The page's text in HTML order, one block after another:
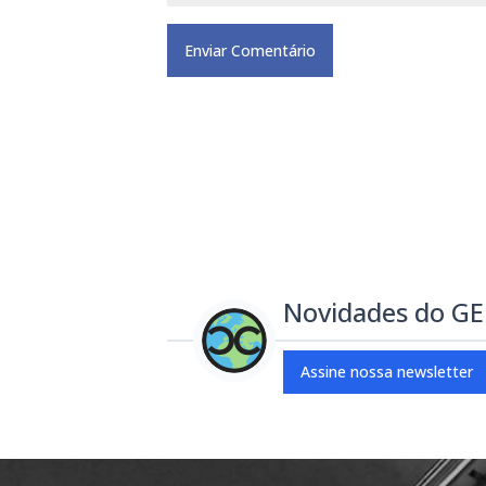
Novidades do
Assine nossa newsletter